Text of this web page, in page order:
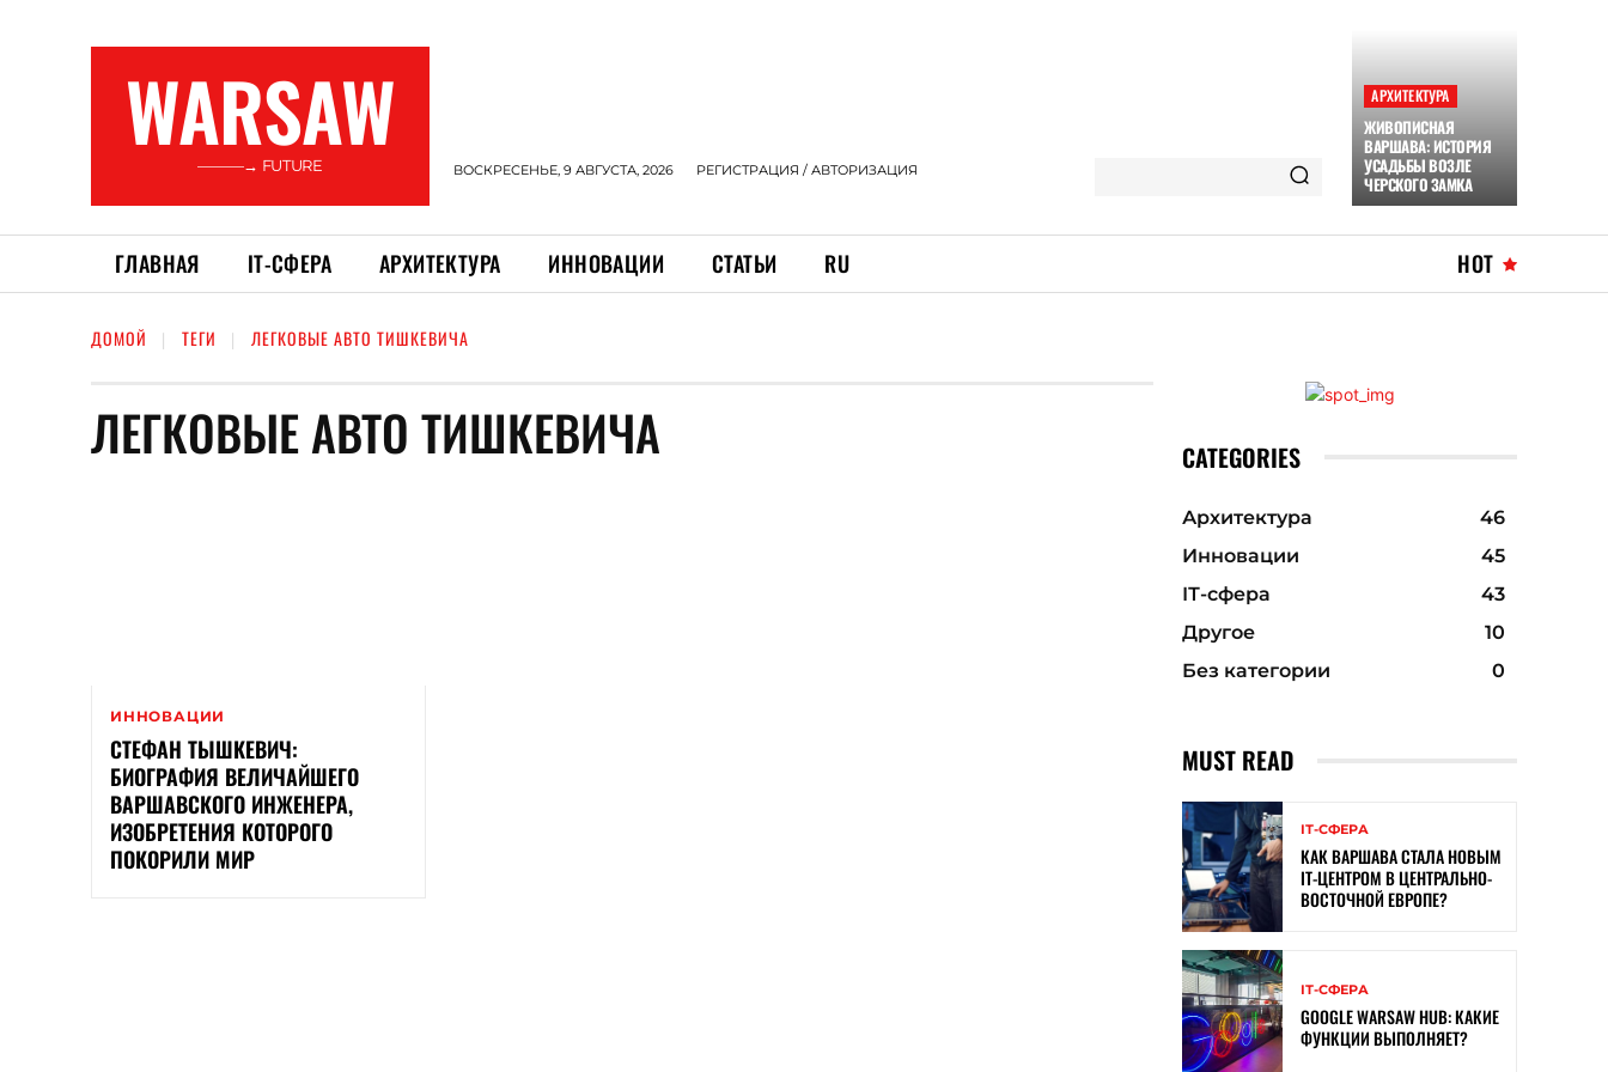
WARSAW
———→ FUTURE ВОСКРЕСЕНЬЕ, 9 АВГУСТА, 2026 РЕГИСТРАЦИЯ / АВТОРИЗАЦИЯ
АРХИТЕКТУРА
ЖИВОПИСНАЯ
ВАРШАВА: ИСТОРИЯ
УСАДЬБЫ ВОЗЛЕ
ЧЕРСКОГО ЗАМКА
ГЛАВНАЯ ІТ-СФЕРА АРХИТЕКТУРА ИННОВАЦИИ СТАТЬИ RU HOT
ДОМОЙ ТЕГИ ЛЕГКОВЫЕ АВТО ТИШКЕВИЧА
ЛЕГКОВЫЕ АВТО ТИШКЕВИЧА
ИННОВАЦИИ
СТЕФАН ТЫШКЕВИЧ:
БИОГРАФИЯ ВЕЛИЧАЙШЕГО
ВАРШАВСКОГО ИНЖЕНЕРА,
ИЗОБРЕТЕНИЯ КОТОРОГО
ПОКОРИЛИ МИР
CATEGORIES
Архитектура
46
Инновации
45
ІТ-сфера
43
Другое
10
Без категории
0
MUST READ
ІТ-СФЕРА
КАК ВАРШАВА СТАЛА НОВЫМ
IT-ЦЕНТРОМ В ЦЕНТРАЛЬНО-
ВОСТОЧНОЙ ЕВРОПЕ?
ІТ-СФЕРА
GOOGLE WARSAW HUB: КАКИЕ
ФУНКЦИИ ВЫПОЛНЯЕТ?